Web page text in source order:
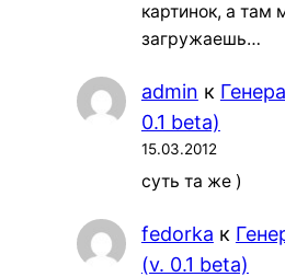
картинок, а там
загружаешь…
admin к
0.1 beta)
15.03.2012
суть та же )
fedorka к
(v. 0.1 beta)